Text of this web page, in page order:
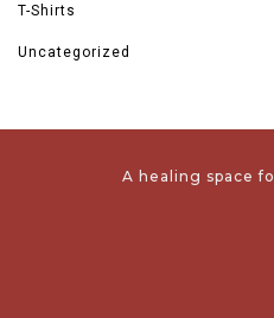
T-Shirts
Uncategorized
A healing space